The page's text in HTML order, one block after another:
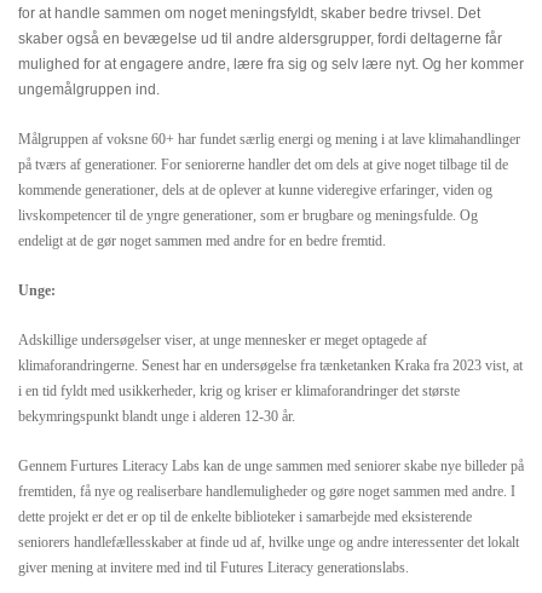
for at handle sammen om noget meningsfyldt, skaber bedre trivsel. Det
skaber også en bevægelse ud til andre aldersgrupper, fordi deltagerne får
mulighed for at engagere andre, lære fra sig og selv lære nyt. Og her kommer
ungemålgruppen ind.
Målgruppen af voksne 60+ har fundet særlig energi og mening i at lave klimahandlinger
på tværs af generationer. For seniorerne handler det om dels at give noget tilbage til de
kommende generationer, dels at de oplever at kunne videregive erfaringer, viden og
livskompetencer til de yngre generationer, som er brugbare og meningsfulde. Og
endeligt at de gør noget sammen med andre for en bedre fremtid.
Unge:
Adskillige undersøgelser viser, at unge mennesker er meget optagede af
klimaforandringerne. Senest har en undersøgelse fra tænketanken Kraka fra 2023 vist, at
i en tid fyldt med usikkerheder, krig og kriser er klimaforandringer det største
bekymringspunkt blandt unge i alderen 12-30 år.
Gennem Furtures Literacy Labs kan de unge sammen med seniorer skabe nye billeder på
fremtiden, få nye og realiserbare handlemuligheder og gøre noget sammen med andre. I
dette projekt er det er op til de enkelte biblioteker i samarbejde med eksisterende
seniorers handlefællesskaber at finde ud af, hvilke unge og andre interessenter det lokalt
giver mening at invitere med ind til Futures Literacy generationslabs.